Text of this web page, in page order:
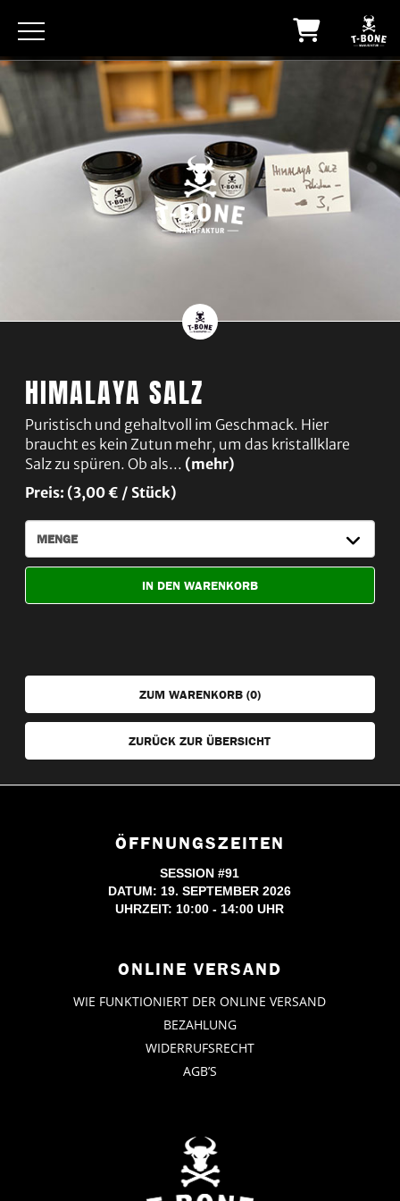
HIMALAYA SALZ
Puristisch und gehaltvoll im Geschmack. Hier
braucht es kein Zutun mehr, um das kristallklare
Salz zu spüren. Ob als... (mehr)
Preis: (3,00 € / Stück)
IN DEN WARENKORB
ZUM WARENKORB (0)
ZURÜCK ZUR ÜBERSICHT
ÖFFNUNGSZEITEN
SESSION #91
DATUM: 19. SEPTEMBER 2026
UHRZEIT: 10:00 - 14:00 UHR
ONLINE VERSAND
WIE FUNKTIONIERT DER ONLINE VERSAND
BEZAHLUNG
WIDERRUFSRECHT
AGB’S